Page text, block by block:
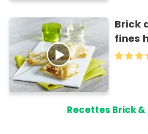
Brick
fines
Recettes Brick